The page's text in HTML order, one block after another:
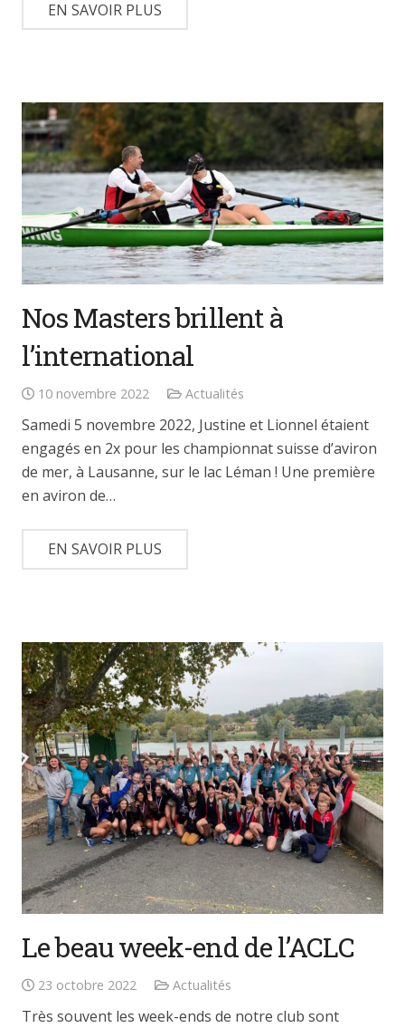
EN SAVOIR PLUS
Nos Masters brillent à
l’international
10 novembre 2022 Actualités
Samedi 5 novembre 2022, Justine et Lionnel étaient
engagés en 2x pour les championnat suisse d’aviron
de mer, à Lausanne, sur le lac Léman ! Une première
en aviron de…
EN SAVOIR PLUS
Le beau week-end de l’ACLC
23 octobre 2022 Actualités
Très souvent les week-ends de notre club sont